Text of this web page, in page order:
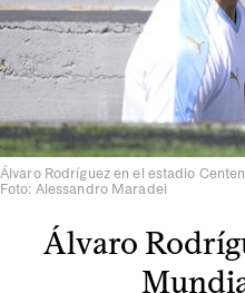
Álvaro Rodríguez en el estadio
Foto: Alessandro Maradei
Álvaro